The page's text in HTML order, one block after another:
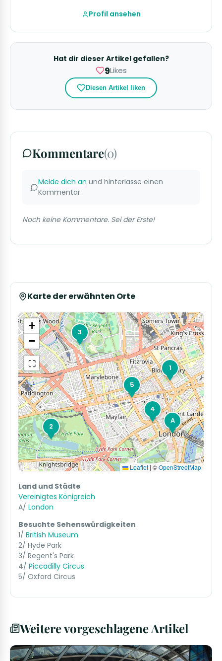
Profil ansehen
Hat dir dieser Artikel gefallen?
9Likes
Diesen Artikel liken
Kommentare(0)
Melde dich an und hinterlasse einen
Kommentar.
Noch keine Kommentare. Sei der Erste!
Karte der erwähnten Orte
1
2
3
4
5
A
+
−
⛶
Leaflet | ©OpenStreetMap
Land und Städte
Vereinigtes Königreich
A/ London
Besuchte Sehenswürdigkeiten
1/ British Museum
2/ Hyde Park
3/ Regent's Park
4/ Piccadilly Circus
5/ Oxford Circus
Weitere vorgeschlagene Artikel